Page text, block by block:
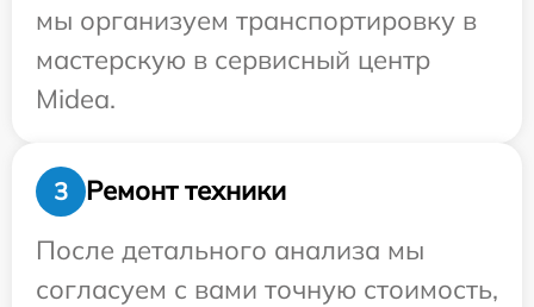
мы организуем транспортировку в
мастерскую в сервисный центр
Midea.
3
Ремонт техники
После детального анализа мы
согласуем с вами точную стоимость,